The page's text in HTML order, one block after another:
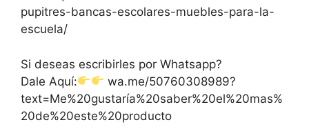
pupitres-bancas-escolares-muebles-para-la-
escuela/
Si deseas escribirles por Whatsapp?
Dale Aquí:
wa.me/50760308989?
text=Me%20gustaría%20saber%20el%20mas%
20de%20este%20producto